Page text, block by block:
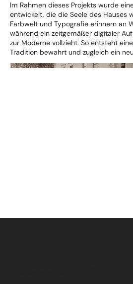
Im Rahmen dieses Projekts wurde
entwickelt, die die Seele des Hauses
Farbwelt und Typografie erinnern an
während ein zeitgemäßer digitaler
zur Moderne vollzieht. So entsteht
Tradition bewahrt und zugleich ein